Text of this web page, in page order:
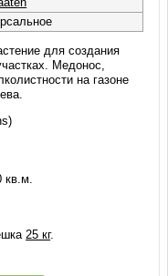
для создания
Медонос,
на газоне
25 кг.